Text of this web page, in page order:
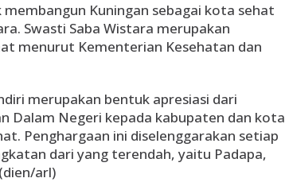
Kuningan sebagai kota sehat
Swasti Saba Wistara merupakan
menurut Kementerian Kesehatan dan
merupakan bentuk apresiasi dari
Dalam Negeri kepada kabupaten dan kota
Penghargaan ini diselenggarakan setiap
dari yang terendah, yaitu Padapa,
arl)